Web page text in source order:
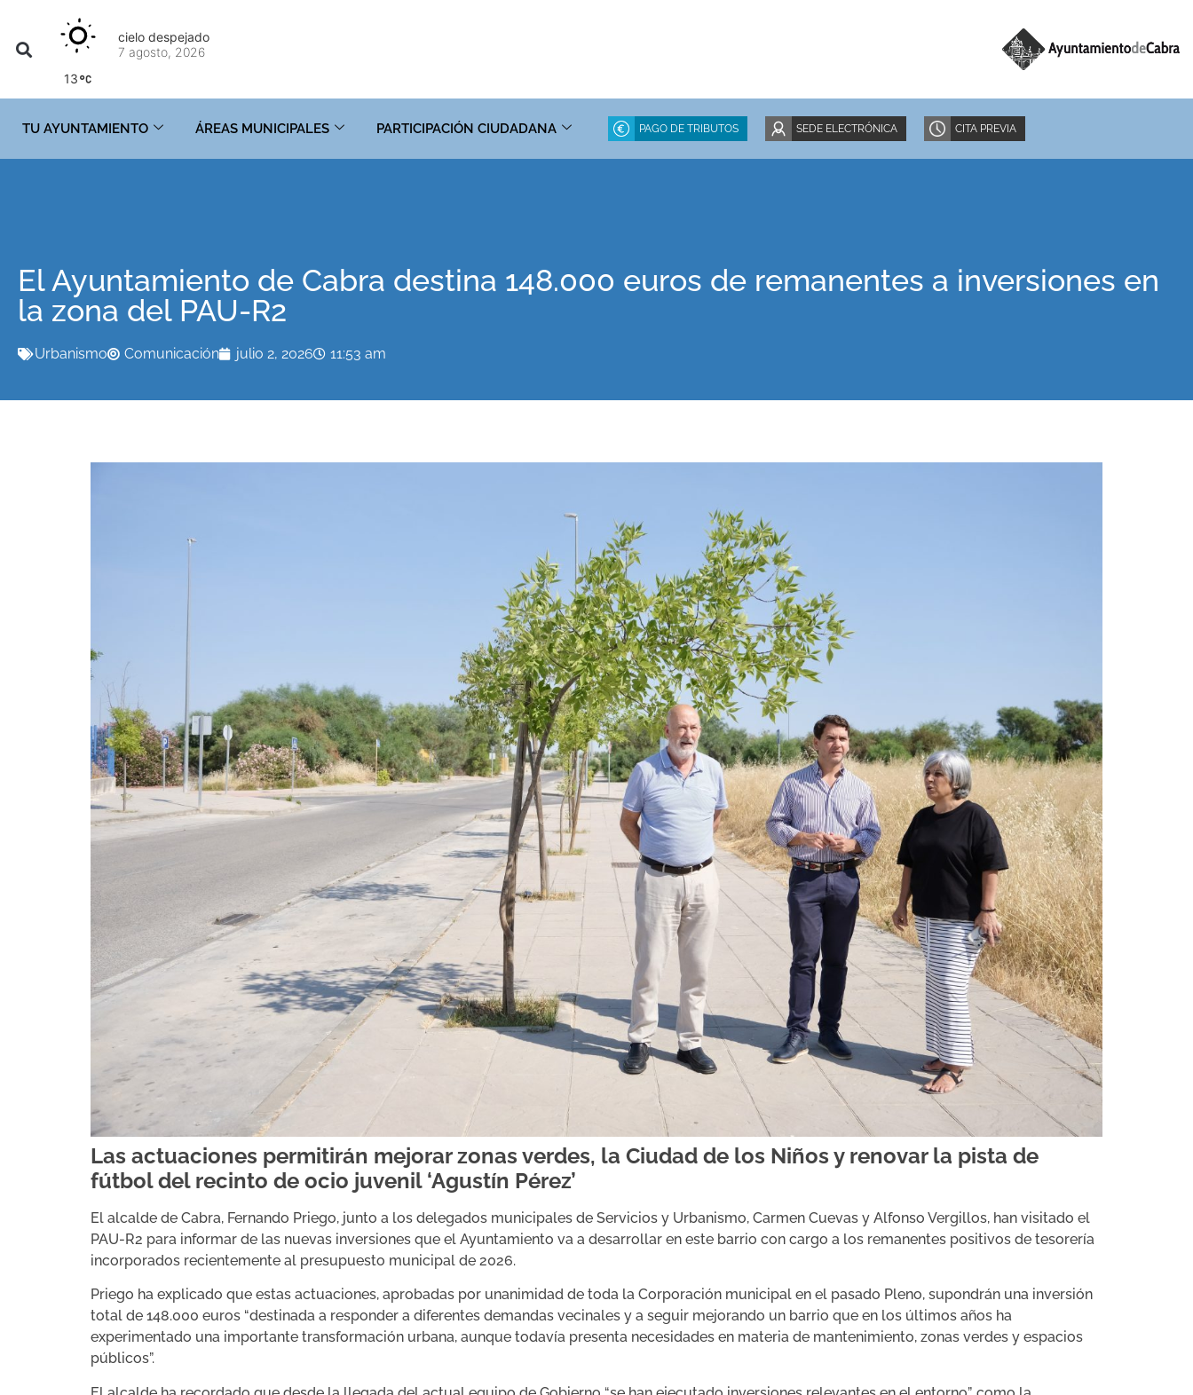
13
cielo despejado
7 agosto, 2026
TU AYUNTAMIENTO ÁREAS MUNICIPALES PARTICIPACIÓN CIUDADANA PAGO DE TRIBUTOS SEDE ELECTRÓNICA CITA PREVIA
El Ayuntamiento de Cabra destina 148.000 euros de remanentes a inversiones en
la zona del PAU-R2
Urbanismo Comunicación julio 2, 2026 11:53 am
Las actuaciones permitirán mejorar zonas verdes, la Ciudad de los Niños y renovar la pista de
fútbol del recinto de ocio juvenil ‘Agustín Pérez’
El alcalde de Cabra, Fernando Priego, junto a los delegados municipales de Servicios y Urbanismo, Carmen Cuevas y Alfonso Vergillos, han visitado el
PAU-R2 para informar de las nuevas inversiones que el Ayuntamiento va a desarrollar en este barrio con cargo a los remanentes positivos de tesorería
incorporados recientemente al presupuesto municipal de 2026.
Priego ha explicado que estas actuaciones, aprobadas por unanimidad de toda la Corporación municipal en el pasado Pleno, supondrán una inversión
total de 148.000 euros “destinada a responder a diferentes demandas vecinales y a seguir mejorando un barrio que en los últimos años ha
experimentado una importante transformación urbana, aunque todavía presenta necesidades en materia de mantenimiento, zonas verdes y espacios
públicos”.